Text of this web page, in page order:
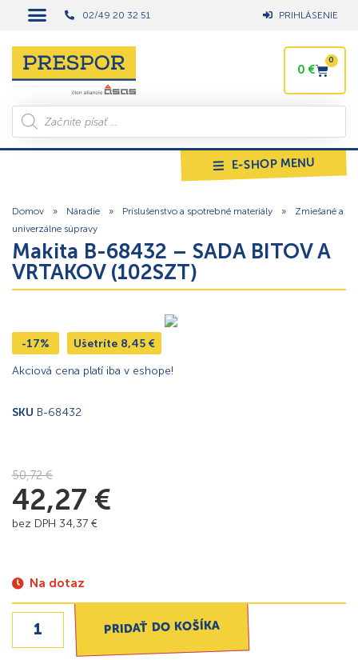
02/49 20 32 51 PRIHLÁSENIE
0 €
0
E-SHOP MENU
Domov » Náradie » Príslušenstvo a spotrebné materiály »
Zmiešané a
univerzálne súpravy
Makita B-68432 – SADA BITOV A
VRTAKOV (102SZT)
-17% Ušetríte 8,45 €
Akciová cena platí iba v eshope!
SKU B-68432
50,72€
42,27 €
bez DPH 34,37 €
Na dotaz
PRIDAŤ DO KOŠÍKA